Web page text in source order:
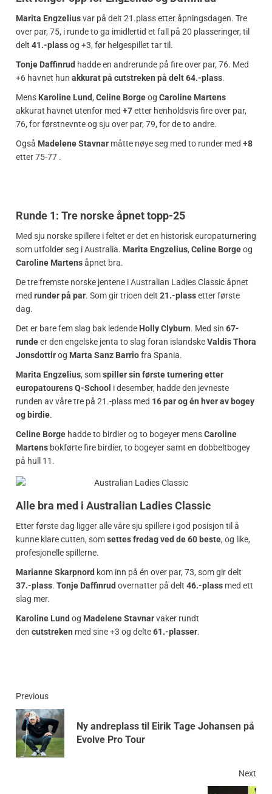
Marita Engzeliusvar på delt 21.plass etter åpningsdagen. Tre
over par, 75, i runde to ga imidlertid et fall på 20 plasseringer, til
delt 41.-plassog +3, før helgespillet tar til.
Tonje Daffinrud hadde en andrerunde på fire over par, 76. Med
+6 havnet hun akkurat på cutstreken på delt 64.-plass.
Mens Karoline Lund, Celine Borgeog Caroline Martens
akkurat havnet utenfor med +7etter henholdsvis fire over par,
76, for førstnevnte og sju over par, 79, for de to andre.
Også Madelene Stavnar måtte nøye seg med to runder med +8
etter 75-77 .
Runde 1: Tre norske åpnet topp-25
Med sju norske spillere i feltet er det en historisk europaturnering
som utfolder seg i Australia. Marita Engzelius, Celine Borgeog
Caroline Martensåpnet bra.
De tre fremste norske jentene i Australian Ladies Classic åpnet
med runder på par. Som gir trioen delt 21.-plassetter første
dag.
Det er bare fem slag bak ledende Holly Clyburn. Med sin 67-
rundeer den engelske jenta to slag foran islandskeValdis Thora
Jonsdottirog Marta Sanz Barriofra Spania.
Marita Engzelius, somspiller sin første turnering etter
europatourens Q-School i desember, hadde den jevneste
runden av våre tre på 21.-plass med 16 par og én hver av bogey
og birdie.
Celine Borge hadde to birdier og to bogeyer mensCaroline
Martens bokførte fire birdier, to bogeyer samt en dobbeltbogey
på hull 11.
Alle bra med i Australian Ladies Classic
Etter første dag ligger alle våre sju spillere i god posisjon til å
kunne klare cutten, somsettes fredag ved de 60 beste, og like,
profesjonelle spillerne.
Marianne Skarpnord kom inn på én over par, 73, som gir delt
37.-plass. Tonje Daffinrud overnatter på delt 46.-plass med ett
slag mer.
Karoline Lund og Madelene Stavnarvaker rundt
den cutstreken med sine +3 og delte61.-plasser.
Previous
Ny andreplass til Eirik Tage Johansen på
Evolve Pro Tour
Next